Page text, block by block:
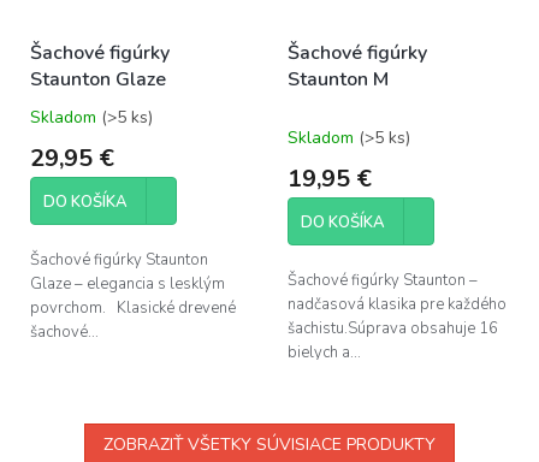
Šachové figúrky
Staunton Glaze
Priemerné
produktu
5,0
5
hviezdičiek.
Skladom (>5 ks)
29,95 €
DO KOŠÍKA
Šachové figúrky Staunton
Glaze – elegancia s lesklým
povrchom. Klasické drevené
šachové...
Šachové figúrky
Staunton M
Skladom (>5 ks)
19,95 €
DO KOŠÍKA
Šachové figúrky Staunton –
nadčasová klasika pre každého
šachistu.Súprava obsahuje 16
bielych a...
ZOBRAZIŤ VŠETKY SÚVISIACE PRODUKTY